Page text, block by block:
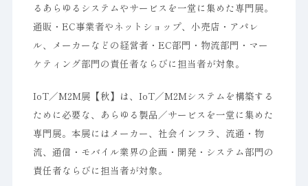
るあらゆるシステムやサービスを一堂に集めた専門展。
通販・EC事業者やネットショップ、小売店・アパレ
ル、メーカーなどの経営者・EC部門・物流部門・マー
ケティング部門の責任者ならびに担当者が対象。
IoT／M2M展【秋】は、IoT／M2Mシステムを構築する
ために必要な、あらゆる製品／サービスを一堂に集めた
専門展。本展にはメーカー、社会インフラ、流通・物
流、通信・モバイル業界の企画・開発・システム部門の
責任者ならびに担当者が対象。